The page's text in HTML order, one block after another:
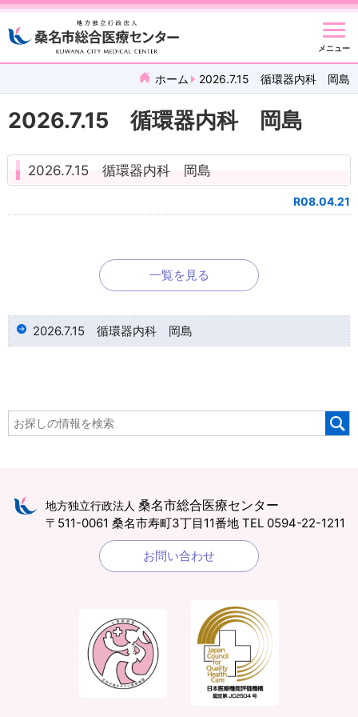
メニュー
ホーム 2026.7.15 循環器内科 岡島
2026.7.15 循環器内科 岡島
2026.7.15 循環器内科 岡島
R08.04.21
一覧を見る
2026.7.15 循環器内科 岡島
地方独立行政法人 桑名市総合医療センター
〒511-0061 桑名市寿町3丁目11番地 TEL 0594-22-1211
お問い合わせ